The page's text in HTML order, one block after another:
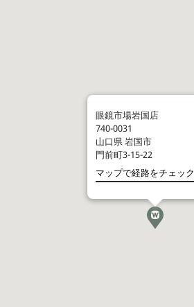
眼鏡市場岩国店
740-0031
山口県岩国市
門前町3-15-22
マップで経路をチェック